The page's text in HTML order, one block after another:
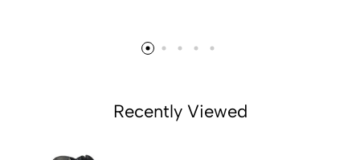
Recently Viewed